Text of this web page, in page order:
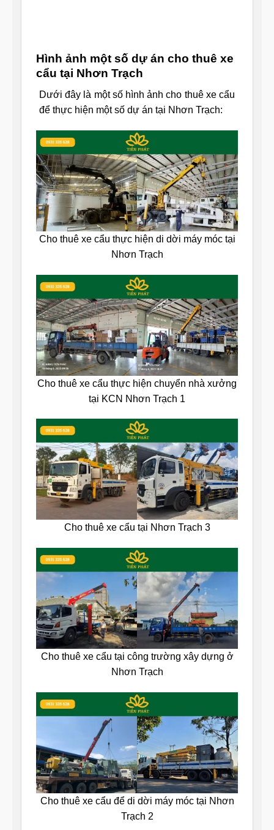
Hình ảnh một số dự án cho thuê xe
cẩu tại Nhơn Trạch
Dưới đây là một số hình ảnh cho thuê xe cẩu
để thực hiện một số dự án tại Nhơn Trạch:
Cho thuê xe cẩu thực hiện di dời máy móc tại
Nhơn Trạch
Cho thuê xe cẩu thực hiện chuyển nhà xưởng
tại KCN Nhơn Trạch 1
Cho thuê xe cẩu tại Nhơn Trạch 3
Cho thuê xe cẩu tại công trường xây dựng ở
Nhơn Trạch
Cho thuê xe cẩu để di dời máy móc tại Nhơn
Trạch 2